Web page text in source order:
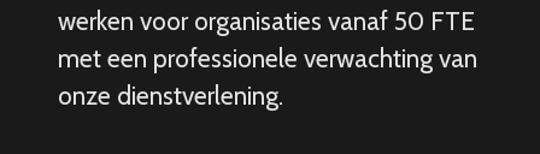
werken voor organisaties vanaf 50 FTE
met een professionele verwachting van
onze dienstverlening.